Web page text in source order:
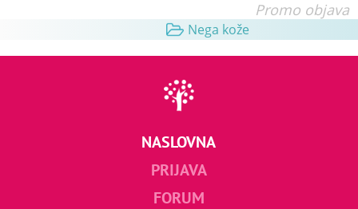
Promo objava
Nega kože
NASLOVNA
PRIJAVA
FORUM